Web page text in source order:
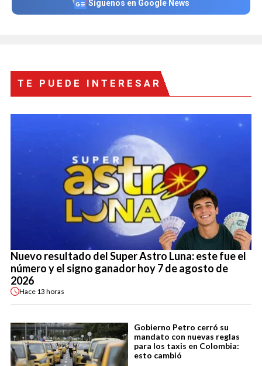
Síguenos en Google News
TE PUEDE INTERESAR
Nuevo resultado del Super Astro Luna: este fue el
número y el signo ganador hoy 7 de agosto de
2026
Hace 13 horas
Gobierno Petro cerró su
mandato con nuevas reglas
para los taxis en Colombia:
esto cambió